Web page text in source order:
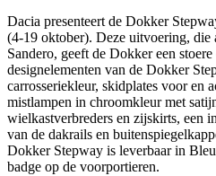
Dacia presenteert de Dokker
(4-19 oktober). Deze uitvoering, die
Sandero, geeft de Dokker een
designelementen van de Dokker
carrosseriekleur, skidplates voor en
mistlampen in chroomkleur met
wielkastverbreders en zijskirts, een
van de dakrails en
Dokker Stepway is leverbaar in
badge op de voorportieren.